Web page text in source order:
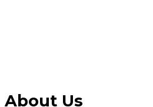
About Us